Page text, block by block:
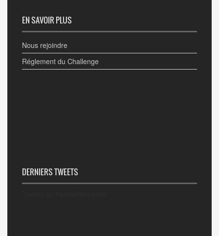
EN SAVOIR PLUS
Nous rejoindre
Réglement du Challenge
DERNIERS TWEETS